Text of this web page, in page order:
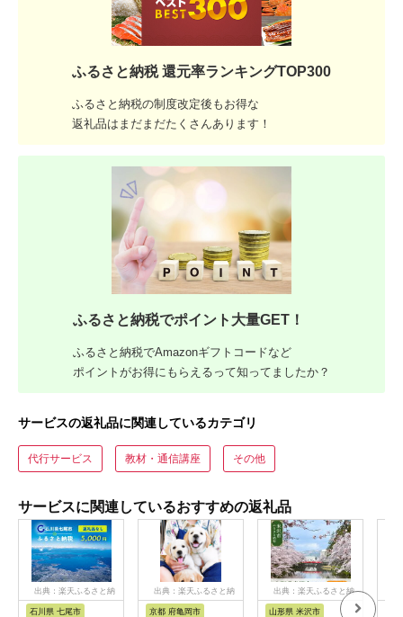
ふるさと納税 還元率ランキングTOP300
ふるさと納税の制度改定後もお得な
返礼品はまだまだたくさんあります！
ふるさと納税でポイント大量GET！
ふるさと納税でAmazonギフトコードなど
ポイントがお得にもらえるって知ってましたか？
サービスの返礼品に関連しているカテゴリ
代行サービス 教材・通信講座 その他
サービスに関連しているおすすめの返礼品
出典：楽天ふるさと納
石川県 七尾市
出典：楽天ふるさと納
京都 府亀岡市
出典：楽天ふるさと納
山形県 米沢市